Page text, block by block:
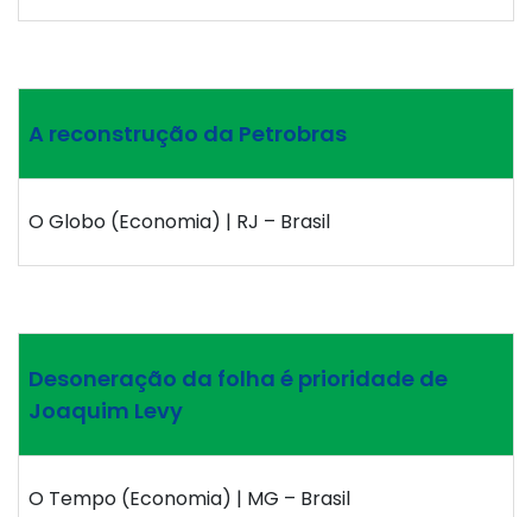
A reconstrução da Petrobras
O Globo (Economia) | RJ – Brasil
Desoneração da folha é prioridade de
Joaquim Levy
O Tempo (Economia) | MG – Brasil